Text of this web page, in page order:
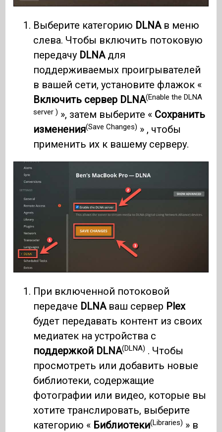
Выберите категорию DLNAв меню
слева. Чтобы включить потоковую
передачу DLNAдля
поддерживаемых проигрывателей
в вашей сети, установите флажок «
Включить сервер DLNA(Enable the DLNA
server ) », затем выберите « Сохранить
изменения(Save Changes) » , чтобы
применить их к вашему серверу.
При включенной потоковой
передаче DLNAваш сервер Plex
будет передавать контент из своих
медиатек на устройства с
поддержкой DLNA(DLNA) . Чтобы
просмотреть или добавить новые
библиотеки, содержащие
фотографии или видео, которые вы
хотите транслировать, выберите
категорию « Библиотеки(Libraries) » в